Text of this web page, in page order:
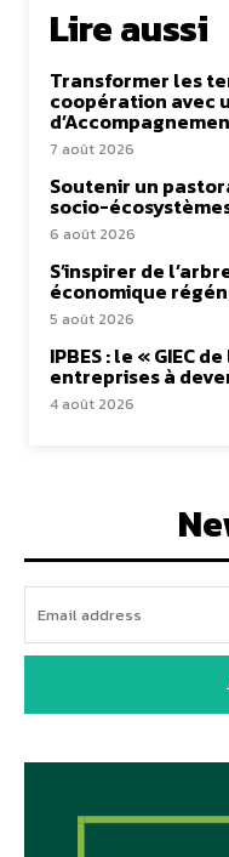
Lire aussi
Transformer les
coopération avec
7 août 2026
Soutenir un
socio-
6 août 2026
S’inspirer de
économique
5 août 2026
IPBES : le « GIEC
entreprises à
4 août 2026